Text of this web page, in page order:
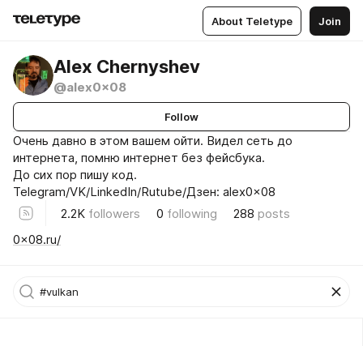
About Teletype Join
Alex Chernyshev
@alex0x08
Follow
Очень давно в этом вашем ойти. Видел сеть до
интернета, помню интернет без фейсбука.
До сих пор пишу код.
Telegram/VK/LinkedIn/Rutube/Дзен: alex0x08
2.2K followers 0 following 288 posts
0x08.ru/